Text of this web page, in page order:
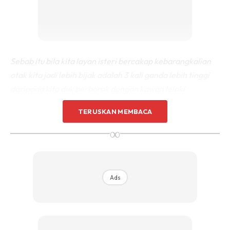
Sebab itu bila kita layan isteri bercakap kebarangkalian
Bayangkan jika berborak dengan lelaki otak kita hanya
akan memproses maklumat sebanyak 7 ribu patah
Berbanding borak dengan wanita otak kita di paksa untuk
proses 20 ribu maklumat sekaligus. Lebih banyak
TERUSKAN MEMBACA
∞
Ads